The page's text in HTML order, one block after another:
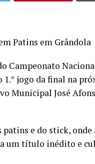
Patins em Grândola
jogo da final na
Municipal José
e do stick,
um título inédito e